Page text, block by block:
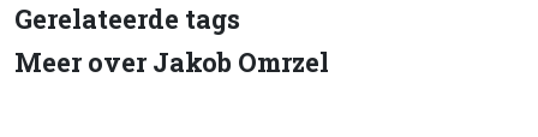
Gerelateerde tags
Meer over Jakob Omrzel